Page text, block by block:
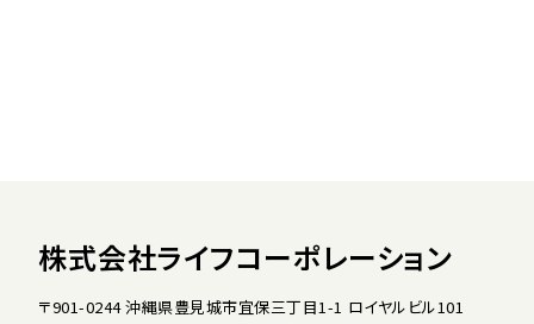
株式会社ライフコーポレーション
〒901-0244 沖縄県豊見城市宜保三丁目1-1 ロイヤルビル101